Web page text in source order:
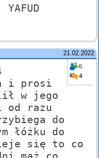
21.02.2022
6
4
i prosi
w jego
od razu
do
łóżku do
się to co